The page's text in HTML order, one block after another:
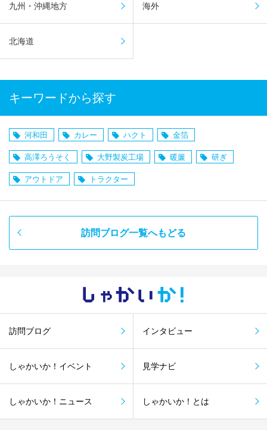
九州・沖縄地方 海外
北海道
キーワードから探す
河和田 カレー ハクト 金箔
高澤ろうそく 大野製炭工場 暖簾 研ぎ
アウトドア トラクター
訪問ブログ一覧へもどる
しゃかい か！
訪問ブログ インタビュー
しゃかいか！イベント 見学ナビ
しゃかいか！ニュース しゃかいか！とは